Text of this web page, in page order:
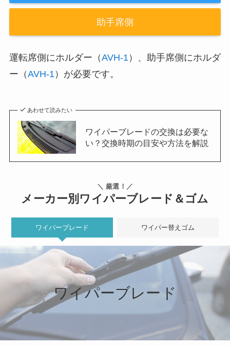
助手席側
運転席側にホルダー（AVH-1）、助手席側にホルダ
ー（AVH-1）が必要です。
あわせて読みたい
ワイパーブレードの交換は必要な
い？交換時期の目安や方法を解説
＼ 厳選！／
メーカー別ワイパーブレード＆ゴム
ワイパーブレード ワイパー替えゴム
ワイパーブレード